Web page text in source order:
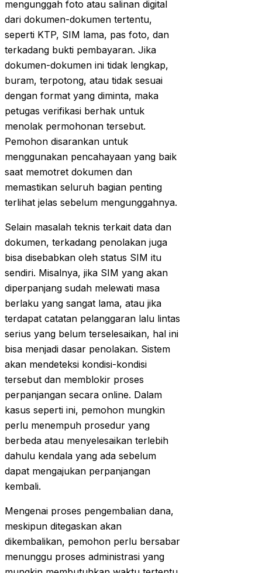
mengunggah foto atau salinan digital
dari dokumen-dokumen tertentu,
seperti KTP, SIM lama, pas foto, dan
terkadang bukti pembayaran. Jika
dokumen-dokumen ini tidak lengkap,
buram, terpotong, atau tidak sesuai
dengan format yang diminta, maka
petugas verifikasi berhak untuk
menolak permohonan tersebut.
Pemohon disarankan untuk
menggunakan pencahayaan yang baik
saat memotret dokumen dan
memastikan seluruh bagian penting
terlihat jelas sebelum mengunggahnya.
Selain masalah teknis terkait data dan
dokumen, terkadang penolakan juga
bisa disebabkan oleh status SIM itu
sendiri. Misalnya, jika SIM yang akan
diperpanjang sudah melewati masa
berlaku yang sangat lama, atau jika
terdapat catatan pelanggaran lalu lintas
serius yang belum terselesaikan, hal ini
bisa menjadi dasar penolakan. Sistem
akan mendeteksi kondisi-kondisi
tersebut dan memblokir proses
perpanjangan secara online. Dalam
kasus seperti ini, pemohon mungkin
perlu menempuh prosedur yang
berbeda atau menyelesaikan terlebih
dahulu kendala yang ada sebelum
dapat mengajukan perpanjangan
kembali.
Mengenai proses pengembalian dana,
meskipun ditegaskan akan
dikembalikan, pemohon perlu bersabar
menunggu proses administrasi yang